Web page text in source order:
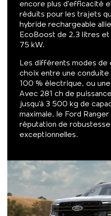
encore plus d'efficacité
réduits pour les trajets
hybride rechargeable
EcoBoost de 2,3 litres
75 kW.
Les différents modes de
choix entre une
100 % électrique, ou
Avec 281 ch de
jusqu'à 3 500 kg de
maximale, le Ford
réputation de
exceptionnelles.